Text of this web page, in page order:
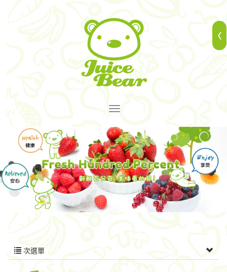
次選單